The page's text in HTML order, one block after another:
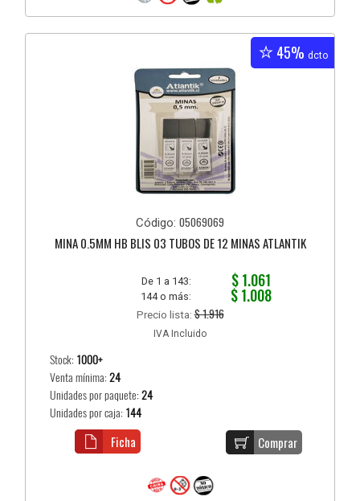
45% dcto
Código: 05069069
MINA 0.5MM HB BLIS 03 TUBOS DE 12 MINAS ATLANTIK
De 1 a 143: $ 1.061
144 o más: $ 1.008
Precio lista:$ 1.916
IVA Incluido
Stock: 1000+
Venta mínima:24
Unidades por paquete:24
Unidades por caja: 144
Comprar
Ficha